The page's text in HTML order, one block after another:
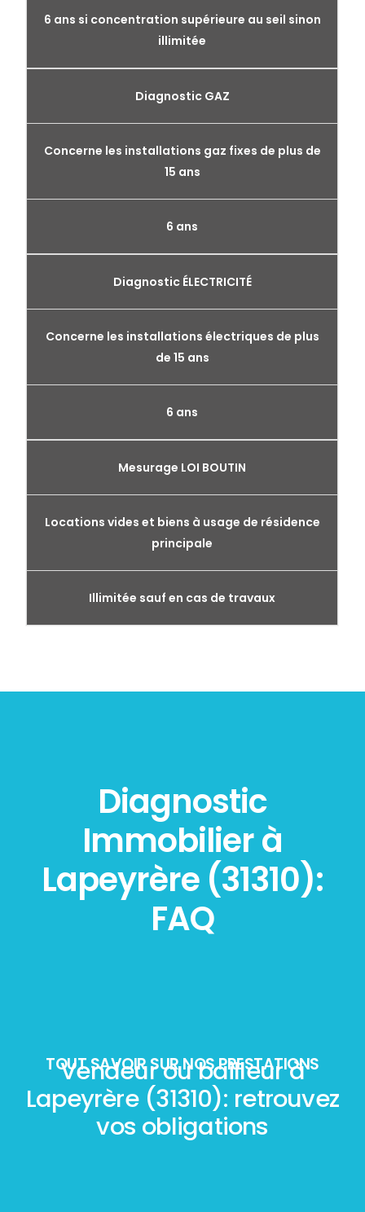
6 ans si concentration supérieure au seil sinon
illimitée
Diagnostic GAZ
Concerne les installations gaz fixes de plus de
15 ans
6 ans
Diagnostic ÉLECTRICITÉ
Concerne les installations électriques de plus
de 15 ans
6 ans
Mesurage LOI BOUTIN
Locations vides et biens à usage de résidence
principale
Illimitée sauf en cas de travaux
Diagnostic
Immobilier à
Lapeyrère (31310):
FAQ
TOUT SAVOIR SUR NOS PRESTATIONS
Vendeur ou bailleur à
Lapeyrère (31310): retrouvez
vos obligations